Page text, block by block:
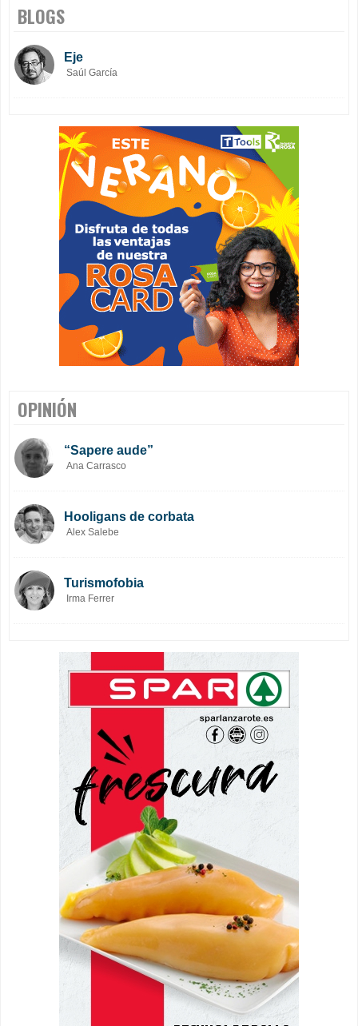
BLOGS
Eje
Saúl García
OPINIÓN
“Sapere aude”
Ana Carrasco
Hooligans de corbata
Alex Salebe
Turismofobia
Irma Ferrer